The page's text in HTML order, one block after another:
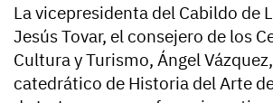
La vicepresidenta del Cabildo de
Jesús Tovar, el consejero de los
Cultura y Turismo, Ángel
catedrático de Historia del Arte